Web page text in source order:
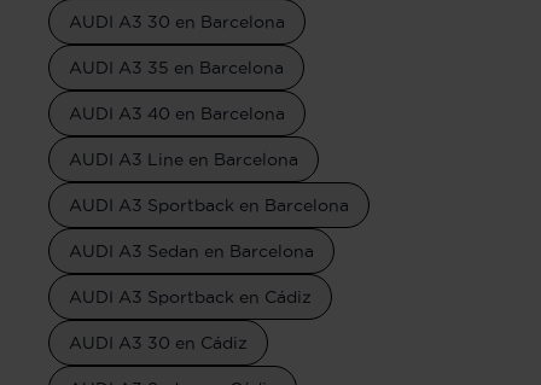
AUDI A3 30 en Barcelona
AUDI A3 35 en Barcelona
AUDI A3 40 en Barcelona
AUDI A3 Line en Barcelona
AUDI A3 Sportback en Barcelona
AUDI A3 Sedan en Barcelona
AUDI A3 Sportback en Cádiz
AUDI A3 30 en Cádiz